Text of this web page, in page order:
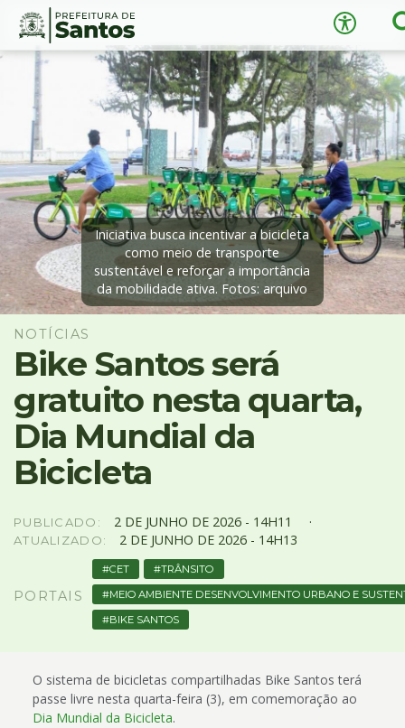
Ir
conteúdo
Ir
para
o
menu
2
Ir
para
busca
3
para
rodapé
Acessibilidade
A− A+
↺Restaurar padrão
Conteúdo
Iniciativa busca incentivar a bicicleta
como meio de transporte
sustentável e reforçar a importância
da mobilidade ativa. Fotos: arquivo
NOTÍCIAS
Bike Santos será
gratuito nesta quarta,
Dia Mundial da
Bicicleta
PUBLICADO: 2 DE JUNHO DE 2026 - 14H11
ATUALIZADO: 2 DE JUNHO DE 2026 - 14H13
PORTAIS
CET
TRÂNSITO
MEIO AMBIENTE DESENVOLVIMENTO URBANO E
BIKE SANTOS
O sistema de bicicletas compartilhadas Bike Santos terá
passe livre nesta quarta-feira (3), em comemoração ao
Dia Mundial da Bicicleta.